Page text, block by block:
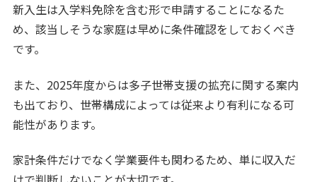
新入生は入学料免除を含む形で申請することになるた
め、該当しそうな家庭は早めに条件確認をしておくべき
です。
また、2025年度からは多子世帯支援の拡充に関する案内
も出ており、世帯構成によっては従来より有利になる可
能性があります。
家計条件だけでなく学業要件も関わるため、単に収入だ